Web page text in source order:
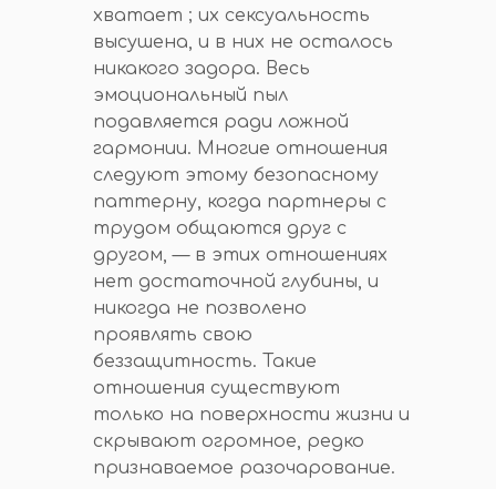
хватает ; их сексуальность
высушена, и в них не осталось
никакого задора. Весь
эмоциональный пыл
подавляется ради ложной
гармонии. Многие отношения
следуют этому безопасному
паттерну, когда партнеры с
трудом общаются друг с
другом, — в этих отношениях
нет достаточной глубины, и
никогда не позволено
проявлять свою
беззащитность. Такие
отношения существуют
только на поверхности жизни и
скрывают огромное, редко
признаваемое разочарование.